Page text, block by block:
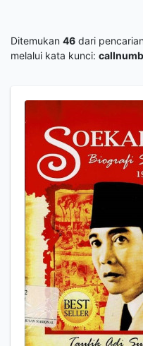
Ditemukan 46 dari
melalui kata kunci: